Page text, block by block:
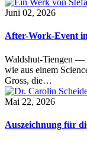
Juni 02, 2026
After-Work-Event
Waldshut-Tiengen —
wie aus einem
Gross, die…
Mai 22, 2026
Auszeichnung für